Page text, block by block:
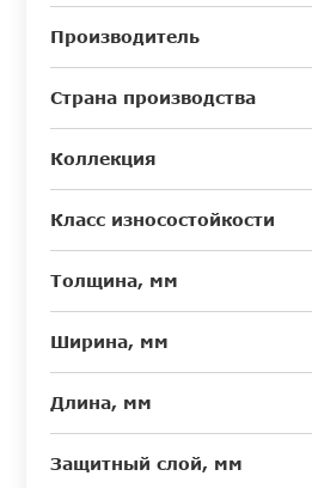
Производитель
Страна производства
Коллекция
Класс износостойкости
Толщина, мм
Ширина, мм
Длина, мм
Защитный слой, мм